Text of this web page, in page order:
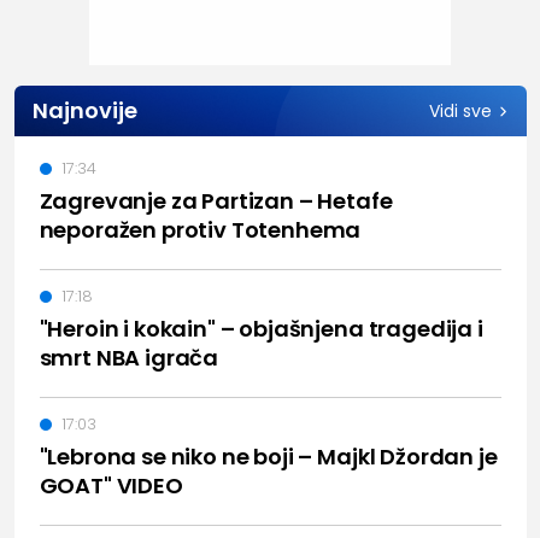
Najnovije Vidi sve
Zagrevanje za Partizan – Hetafe
neporažen protiv Totenhema
17:34
"Heroin i kokain" – objašnjena tragedija i
smrt NBA igrača
17:18
"Lebrona se niko ne boji – Majkl Džordan je
GOAT" VIDEO
17:03